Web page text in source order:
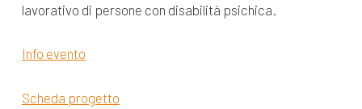
lavorativo di persone con disabilità psichica.
Info evento
Scheda progetto